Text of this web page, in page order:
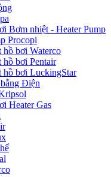
Bơm nhiệt - Heater Pump
Procopi
bơi Waterco
hồ bơi Pentair
hồ bơi LuckingStar
Điện
Heater Gas